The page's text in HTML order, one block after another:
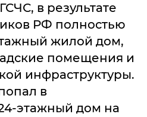
ГСЧС, в результате
РФ полностью
жилой дом,
помещения и
инфраструктуры.
в
этажный дом на